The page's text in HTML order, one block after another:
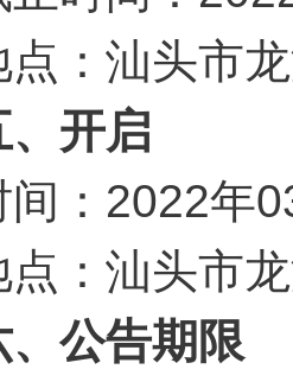
点：汕头市
、开启
间：2022年
点：汕头市
、公告期限